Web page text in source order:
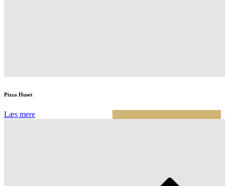
Pizza Huset
Læs mere